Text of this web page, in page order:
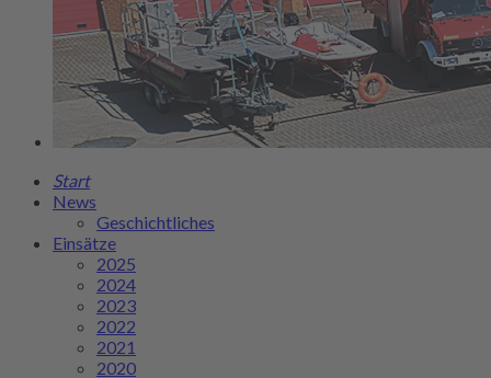
Start
News
Geschichtliches
Einsätze
2025
2024
2023
2022
2021
2020